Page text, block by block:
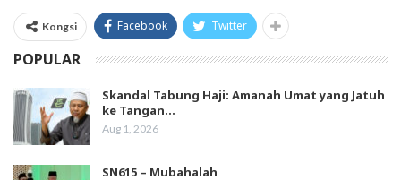
Kongsi Facebook Twitter
POPULAR
Skandal Tabung Haji: Amanah Umat yang Jatuh
ke Tangan…
Aug 1, 2026
SN615 – Mubahalah